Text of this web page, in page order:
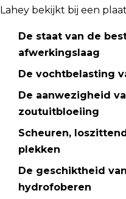
Lahey bekijkt bij een
De staat van de
afwerkingslaag
De vochtbelasting
De aanwezigheid
zoutuitbloeiing
Scheuren,
plekken
De geschiktheid
hydrofoberen